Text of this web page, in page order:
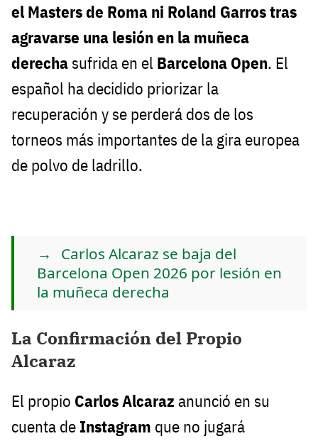
el Masters de Roma ni Roland Garros tras
agravarse una lesión en la muñeca
derecha sufrida en el Barcelona Open. El
español ha decidido priorizar la
recuperación y se perderá dos de los
torneos más importantes de la gira europea
de polvo de ladrillo.
Carlos Alcaraz se baja del
Barcelona Open 2026 por lesión en
la muñeca derecha
La Confirmación del Propio
Alcaraz
El propio Carlos Alcaraz anunció en su
cuenta de Instagram que no jugará